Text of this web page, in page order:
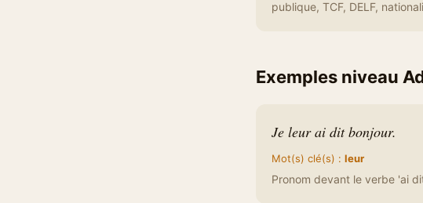
publique, TCF, DELF,
Exemples niveau
Je leur ai dit bonjour.
Mot(s) clé(s) : leur
Pronom devant le verbe 'ai